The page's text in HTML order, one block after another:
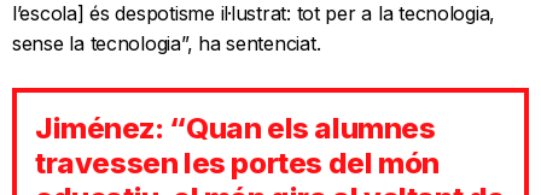
l’escola] és despotisme il·lustrat: tot per a la tecnologia,
sense la tecnologia”, ha sentenciat.
Jiménez: “Quan els alumnes
travessen les portes del món